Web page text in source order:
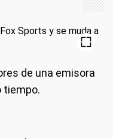
de una emisora
tiempo.